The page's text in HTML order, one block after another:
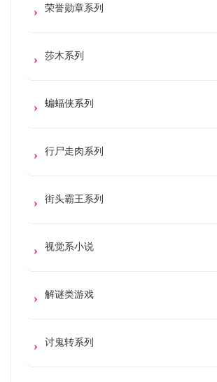
荣誉勋章系列
莎木系列
蝙蝠侠系列
行尸走肉系列
街头霸王系列
视觉系小说
解谜类游戏
讨鬼转系列